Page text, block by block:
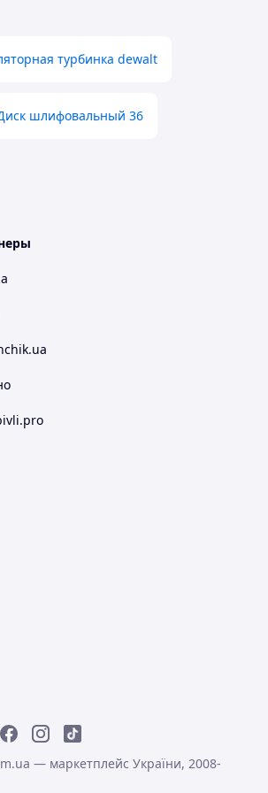
турбинка dewalt
шлифовальный 36
— маркетплейс України, 2008-